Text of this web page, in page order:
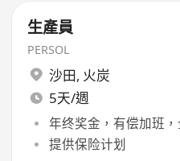
生產員
PERSOL
沙田, 火炭
5天/週
年终奖金，有偿加班
提供保险计划